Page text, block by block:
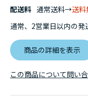
配送料 通常送料→送
通常、2営業日以内の発
商品の詳細を表示
この商品について問い